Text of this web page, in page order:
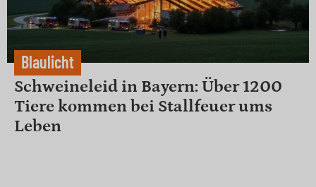
Blaulicht
Schweineleid in Bayern: Über 1200
Tiere kommen bei Stallfeuer ums
Leben